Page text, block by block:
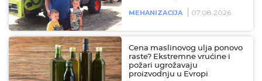
MEHANIZACIJA 07.08.2026
Cena maslinovog ulja ponovo
raste? Ekstremne vrućine i
požari ugrožavaju
proizvodnju u Evropi